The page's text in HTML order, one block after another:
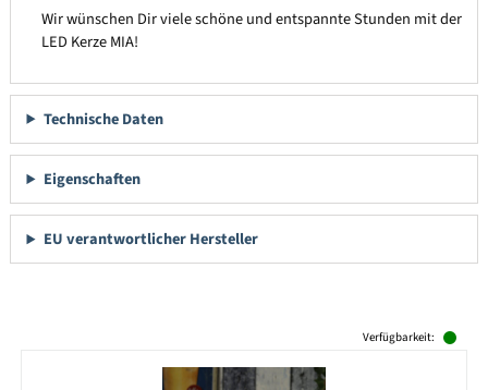
Wir wünschen Dir viele schöne und entspannte Stunden mit der
LED Kerze MIA!
Technische Daten
Eigenschaften
EU verantwortlicher Hersteller
Verfügbarkeit: